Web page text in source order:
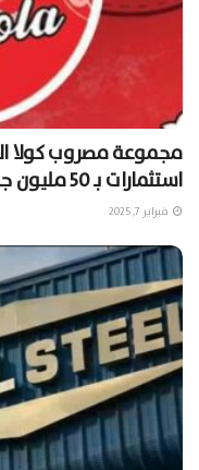
مجموعة مصروب كولا
استثمارات بـ 50 مليون جنيه وزيادة في الانتاج 100%
فبراير 7, 2025